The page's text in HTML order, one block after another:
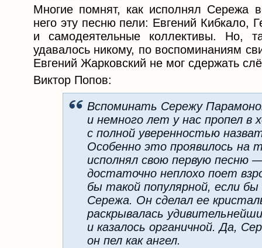
Многие помнят, как исполнял Сережа
него эту песню пели: Евгений Кибкало,
и самодеятельные коллективы. Но,
удавалось никому, по воспоминаниям
Евгений Жарковский не мог сдержать
Виктор Попов:
Вспоминать Сережу
и немного лет у нас пропел в
с полной уверенностью
Особенно это проявилось на
исполнял свою первую песню
достаточно неплохо поет
бы такой популярной, если
Сережа. Он сделал ее
раскрывалась
и казалось органичной. Да,
он пел как ангел.